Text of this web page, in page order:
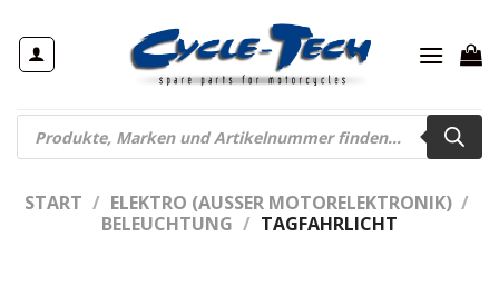
Inhalt
springen
Products
search
START / ELEKTRO (AUSSER MOTORELEKTRONIK) /
BELEUCHTUNG / TAGFAHRLICHT